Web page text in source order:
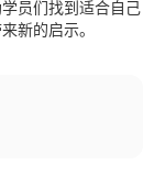
员们找到适合自己
新的启示。